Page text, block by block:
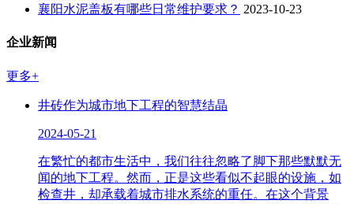
襄阳水泥盖板有哪些日常维护要求？ 2023-10-23
企业新闻
更多+
井砖作为城市地下工程的智慧结晶
2024-05-21
在繁忙的都市生活中，我们往往忽略了脚下那些默默无
闻的地下工程。然而，正是这些看似不起眼的设施，如
检查井，却承载着城市排水系统的重任。在这个背景